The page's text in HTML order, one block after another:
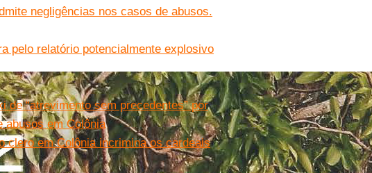
negligências nos casos de abusos.
pelo relatório potencialmente explosivo
de “atrevimento sem precedentes” por
abusos em Colônia
clero em Colônia incrimina os cardeais